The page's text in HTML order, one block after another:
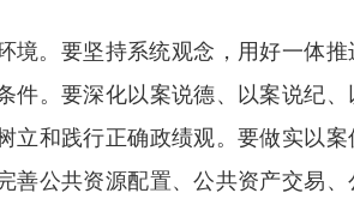
境。要坚持系统观念，用好一体推
件。要深化以案说德、以案说纪、
立和践行正确政绩观。要做实以案
善公共资源配置、公共资产交易、